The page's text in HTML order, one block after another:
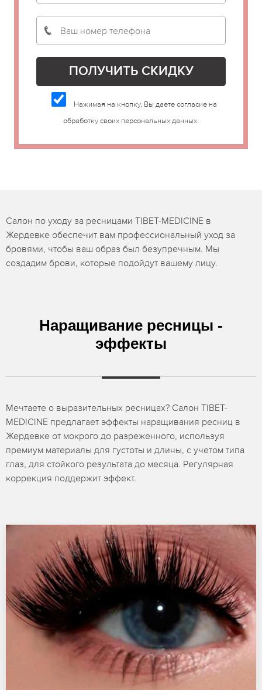
Нажимая на кнопку, Вы даете согласие на
обработку своих персональных данных.
Салон по уходу за ресницами TIBET-MEDICINE в
Жердевке обеспечит вам профессиональный уход за
бровями, чтобы ваш образ был безупречным. Мы
создадим брови, которые подойдут вашему лицу.
Наращивание ресницы -
эффекты
Мечтаете о выразительных ресницах? Салон TIBET-
MEDICINE предлагает эффекты наращивания ресниц в
Жердевке от мокрого до разреженного, используя
премиум материалы для густоты и длины, с учетом типа
глаз, для стойкого результата до месяца. Регулярная
коррекция поддержит эффект.